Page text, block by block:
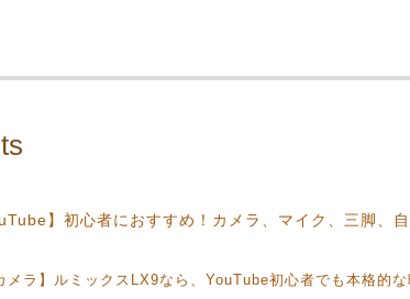
】初心者におすすめ！カメラ、マイク、三脚、
メラ】ルミックスLX9なら、YouTube初心者でも本格的な